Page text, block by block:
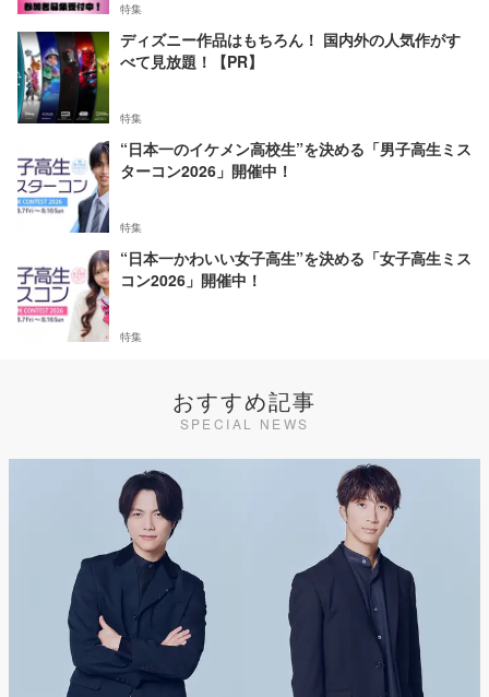
特集
ディズニー作品はもちろん！ 国内外の人気作がす
べて見放題！【PR】
特集
“日本一のイケメン高校生”を決める「男子高生ミス
ターコン2026」開催中！
特集
“日本一かわいい女子高生”を決める「女子高生ミス
コン2026」開催中！
特集
おすすめ記事
SPECIAL NEWS